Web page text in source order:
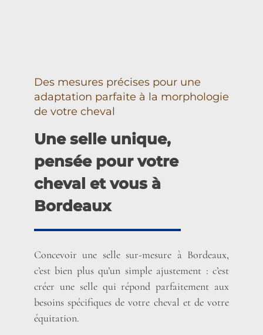
Des mesures précises pour une
adaptation parfaite à la morphologie
de votre cheval
Une selle unique,
pensée pour votre
cheval et vous à
Bordeaux
Concevoir une selle sur-mesure à Bordeaux,
c’est bien plus qu’un simple ajustement : c’est
créer une selle qui répond parfaitement aux
besoins spécifiques de votre cheval et de votre
équitation.